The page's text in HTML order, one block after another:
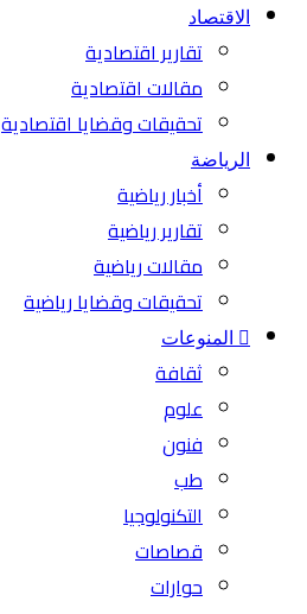
الاقتصاد
تقارير اقتصادية
مقالات اقتصادية
تحقيقات وقضايا اقتصادية
الرياضة
أخبار رياضية
تقارير رياضية
مقالات رياضية
تحقيقات وقضايا رياضية
المنوعات
ثقافة
علوم
فنون
طب
التكنولوجيا
قصاصات
حوارات